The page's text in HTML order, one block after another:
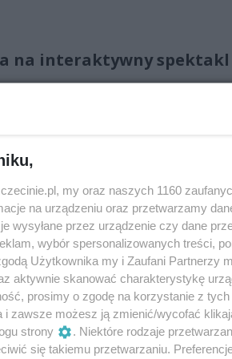
na interaktywny spektakl
też zapach, smak i dotyk? Czasami
Używać ich jako kluczy
książką „Czarna książka
dzieci na temat barw. To nie
ale także okazja do rozmowy na
widza, który chce się
my oraz naszych 1160
na urządzeniu oraz przetwarzamy
wysyłane przez urządzenie czy dane
wybór spersonalizowanych treści,
Użytkownika my i Zaufani Partnerzy
aktywnie skanować charakterystykę
prosimy o zgodę na korzystanie z tych
i zawsze możesz ją zmienić/wycofać
strony
. Niektóre rodzaje
się takiemu przetwarzaniu.